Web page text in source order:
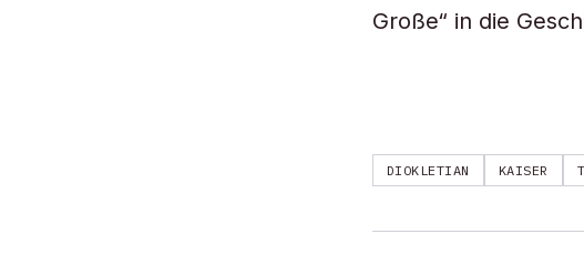
Große“ in die
DIOKLETIAN KAISER